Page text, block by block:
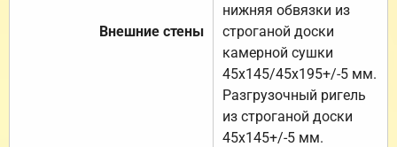
Внешние стены
нижняя обвязки из
строганой доски
камерной сушки
45х145/45х195+/-5 мм.
Разгрузочный ригель
из строганой доски
45х145+/-5 мм.